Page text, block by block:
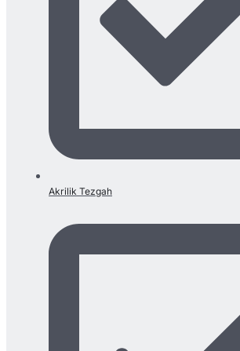
Akrilik Tezgah